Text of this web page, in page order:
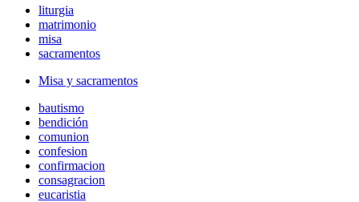
liturgia
matrimonio
misa
sacramentos
Misa y sacramentos
bautismo
bendición
comunion
confesion
confirmacion
consagracion
eucaristia